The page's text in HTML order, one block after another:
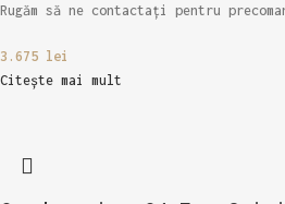
Rugăm să ne contactați pentru
3.675 lei
Citește mai mult